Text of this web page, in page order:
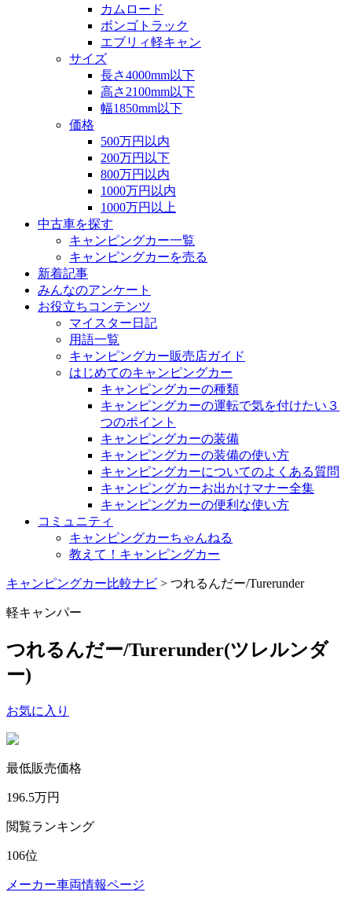
カムロード
ボンゴトラック
エブリィ軽キャン
サイズ
長さ4000mm以下
高さ2100mm以下
幅1850mm以下
価格
500万円以内
200万円以下
800万円以内
1000万円以内
1000万円以上
中古車を探す
キャンピングカー一覧
キャンピングカーを売る
新着記事
みんなのアンケート
お役立ちコンテンツ
マイスター日記
用語一覧
キャンピングカー販売店ガイド
はじめてのキャンピングカー
キャンピングカーの種類
キャンピングカーの運転で気を付けたい３
つのポイント
キャンピングカーの装備
キャンピングカーの装備の使い方
キャンピングカーについてのよくある質問
キャンピングカーお出かけマナー全集
キャンピングカーの便利な使い方
コミュニティ
キャンピングカーちゃんねる
教えて！キャンピングカー
キャンピングカー比較ナビ > つれるんだー/Turerunder
軽キャンパー
つれるんだー/Turerunder(ツレルンダ
ー)
お気に入り
最低販売価格
196.5万円
閲覧ランキング
106位
メーカー車両情報ページ